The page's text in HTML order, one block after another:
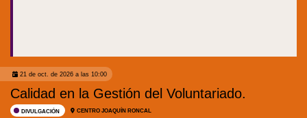
21 de oct. de 2026 a las 10:00
Calidad en la Gestión del Voluntariado.
DIVULGACIÓN CENTRO JOAQUÍN RONCAL